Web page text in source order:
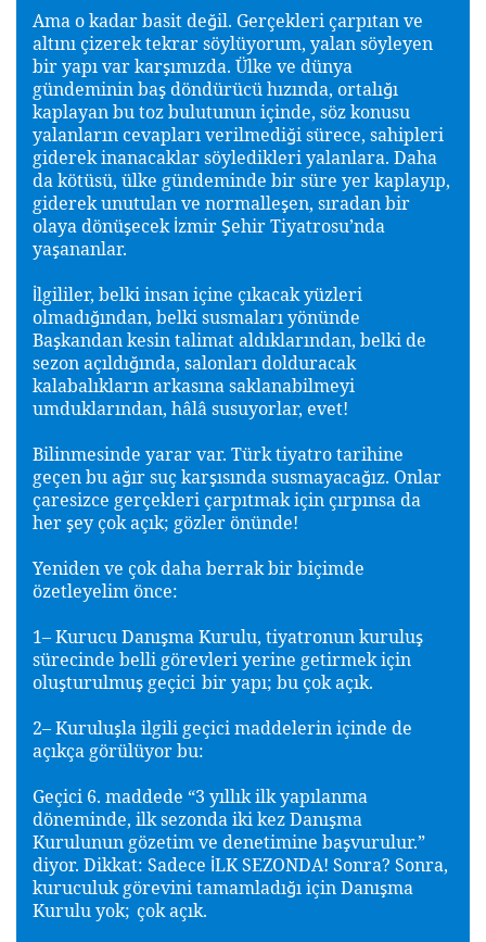
Ama o kadar basit değil. Gerçekleri çarpıtan ve
altını çizerek tekrar söylüyorum, yalan söyleyen
bir yapı var karşımızda. Ülke ve dünya
gündeminin baş döndürücü hızında, ortalığı
kaplayan bu toz bulutunun içinde, söz konusu
yalanların cevapları verilmediği sürece, sahipleri
giderek inanacaklar söyledikleri yalanlara. Daha
da kötüsü, ülke gündeminde bir süre yer kaplayıp,
giderek unutulan ve normalleşen, sıradan bir
olaya dönüşecek İzmir Şehir Tiyatrosu’nda
yaşananlar.
İlgililer, belki insan içine çıkacak yüzleri
olmadığından, belki susmaları yönünde
Başkandan kesin talimat aldıklarından, belki de
sezon açıldığında, salonları dolduracak
kalabalıkların arkasına saklanabilmeyi
umduklarından, hâlâ susuyorlar, evet!
Bilinmesinde yarar var. Türk tiyatro tarihine
geçen bu ağır suç karşısında susmayacağız. Onlar
çaresizce gerçekleri çarpıtmak için çırpınsa da
her şey çok açık; gözler önünde!
Yeniden ve çok daha berrak bir biçimde
özetleyelim önce:
1– Kurucu Danışma Kurulu, tiyatronun kuruluş
sürecinde belli görevleri yerine getirmek için
oluşturulmuş geçici bir yapı; bu çok açık.
2– Kuruluşla ilgili geçici maddelerin içinde de
açıkça görülüyor bu:
Geçici 6. maddede “3 yıllık ilk yapılanma
döneminde, ilk sezonda iki kez Danışma
Kurulunun gözetim ve denetimine başvurulur.”
diyor. Dikkat: Sadece İLK SEZONDA! Sonra? Sonra,
kuruculuk görevini tamamladığı için Danışma
Kurulu yok; çok açık.